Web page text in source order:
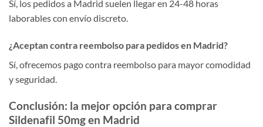
Sí, los pedidos a Madrid suelen llegar en 24-48 horas
laborables con envío discreto.
¿Aceptan contra reembolso para pedidos en Madrid?
Sí, ofrecemos pago contra reembolso para mayor comodidad
y seguridad.
Conclusión: la mejor opción para comprar
Sildenafil 50mg en Madrid